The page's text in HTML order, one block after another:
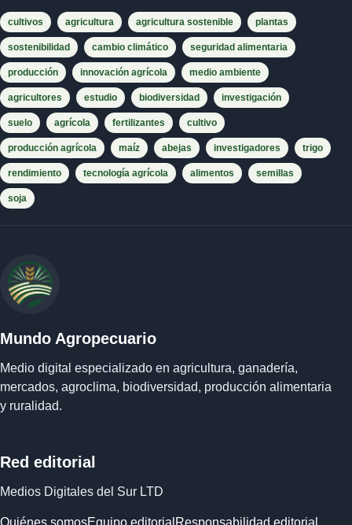
cultivos agricultura agricultura sostenible plantas
sostenibilidad cambio climático seguridad alimentaria
producción innovación agrícola medio ambiente
agricultores estudio biodiversidad investigación
suelo agrícola fertilizantes cultivo
producción agrícola maíz abejas investigadores trigo
rendimiento tecnología agrícola alimentos semillas
soja
Mundo Agropecuario
Medio digital especializado en agricultura, ganadería,
mercados, agroclima, biodiversidad, producción alimentaria
y ruralidad.
Red editorial
Medios Digitales del Sur LTD
Quiénes somosEquipo editorial Responsabilidad editorial